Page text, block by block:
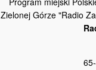
Zielonej Górze "Radio